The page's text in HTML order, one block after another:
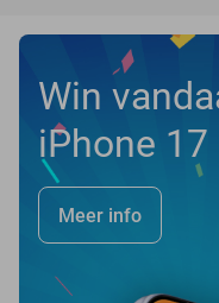
Win
iPhone 17
Meer info